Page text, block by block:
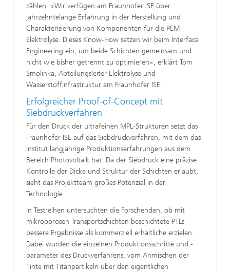
zählen. »Wir verfügen am Fraunhofer ISE über
jahrzehntelange Erfahrung in der Herstellung und
Charakterisierung von Komponenten für die PEM-
Elektrolyse. Dieses Know-How setzen wir beim Interface
Engineering ein, um beide Schichten gemeinsam und
nicht wie bisher getrennt zu optimieren«, erklärt Tom
Smolinka, Abteilungsleiter Elektrolyse und
Wasserstoffinfrastruktur am Fraunhofer ISE.
Erfolgreicher Proof-of-Concept mit
Siebdruckverfahren
Für den Druck der ultrafeinen MPL-Strukturen setzt das
Fraunhofer ISE auf das Siebdruckverfahren, mit dem das
Institut langjährige Produktionserfahrungen aus dem
Bereich Photovoltaik hat. Da der Siebdruck eine präzise
Kontrolle der Dicke und Struktur der Schichten erlaubt,
sieht das Projektteam großes Potenzial in der
Technologie.
In Testreihen untersuchten die Forschenden, ob mit
mikroporösen Transportschichten beschichtete PTLs
bessere Ergebnisse als kommerziell erhältliche erzielen.
Dabei wurden die einzelnen Produktionsschritte und -
parameter des Druckverfahrens, vom Anmischen der
Tinte mit Titanpartikeln über den eigentlichen